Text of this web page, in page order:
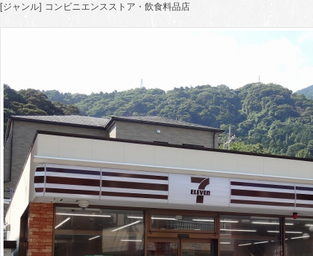
[ジャンル] コンビニエンスストア・飲食料品店